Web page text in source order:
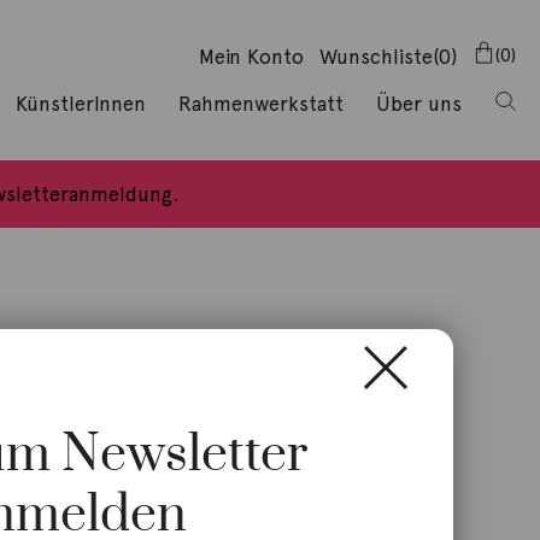
Mein Konto (0)
Wunschliste 0
KünstlerInnen Rahmenwerkstatt Über uns
Newsletter